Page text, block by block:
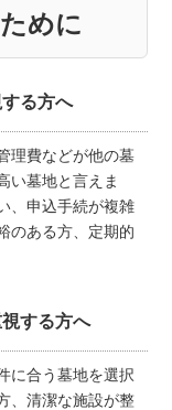
めに
る方へ
理費などが他の墓
い墓地と言えま
、申込手続が複雑
のある方、定期的
する方へ
に合う墓地を選択
、清潔な施設が整